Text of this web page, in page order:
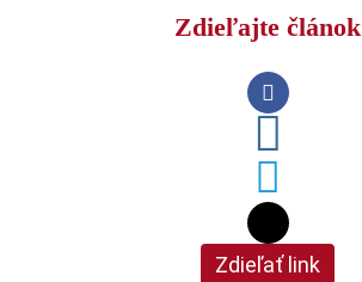
Zdieľajte článok
Zdieľať link